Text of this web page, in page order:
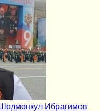
Ибрагимов